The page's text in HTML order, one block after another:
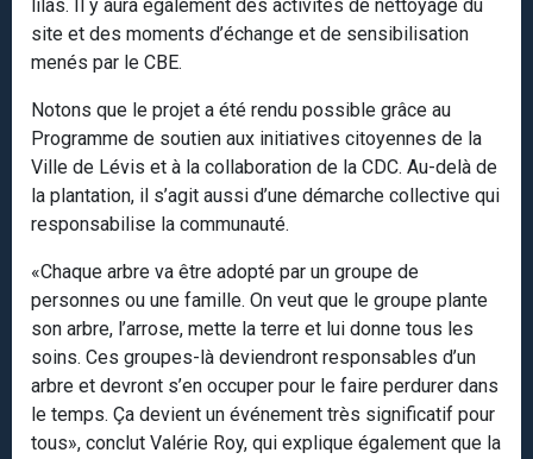
lilas. Il y aura également des activités de nettoyage du
site et des moments d’échange et de sensibilisation
menés par le CBE.
Notons que le projet a été rendu possible grâce au
Programme de soutien aux initiatives citoyennes de la
Ville de Lévis et à la collaboration de la CDC. Au-delà de
la plantation, il s’agit aussi d’une démarche collective qui
responsabilise la communauté.
«Chaque arbre va être adopté par un groupe de
personnes ou une famille. On veut que le groupe plante
son arbre, l’arrose, mette la terre et lui donne tous les
soins. Ces groupes-là deviendront responsables d’un
arbre et devront s’en occuper pour le faire perdurer dans
le temps. Ça devient un événement très significatif pour
tous», conclut Valérie Roy, qui explique également que la